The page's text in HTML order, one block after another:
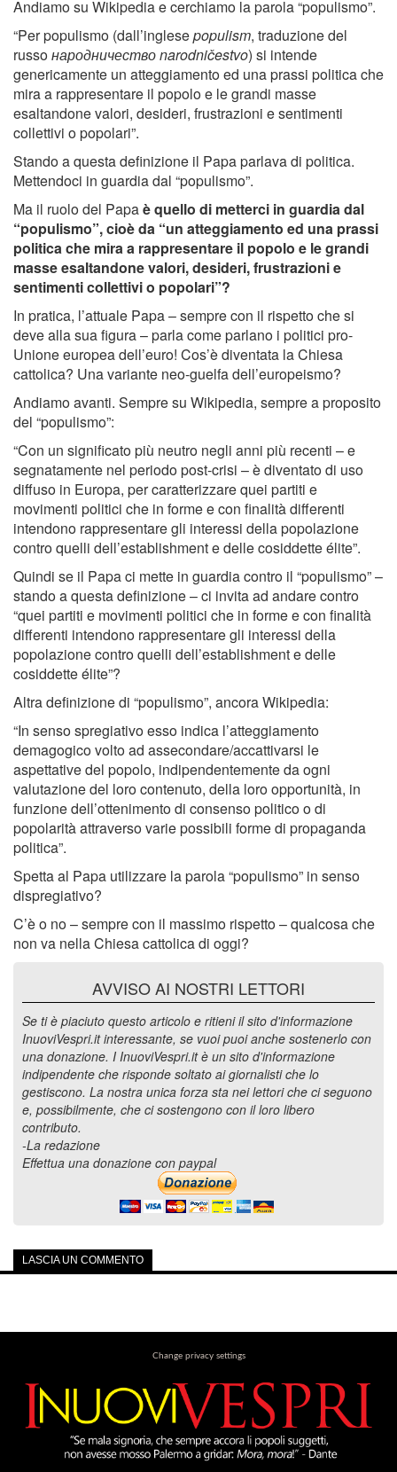
Andiamo su Wikipedia e cerchiamo la parola “populismo”.
“Per populismo (dall’inglesepopulism, traduzione del
russoнародничество narodničestvo) si intende
genericamente un atteggiamento ed una prassi politica che
mira a rappresentare il popolo e le grandi masse
esaltandone valori, desideri, frustrazioni e sentimenti
collettivi o popolari”.
Stando a questa definizione il Papa parlava di politica.
Mettendoci in guardia dal “populismo”.
Ma il ruolo del Papaè quello di metterci in guardia dal
“populismo”, cioè da “un atteggiamento ed una prassi
politica che mira a rappresentare il popolo e le grandi
masse esaltandone valori, desideri, frustrazioni e
sentimenti collettivi o popolari”?
In pratica, l’attuale Papa – sempre con il rispetto che si
deve alla sua figura – parla come parlano i politici pro-
Unione europea dell’euro! Cos’è diventata la Chiesa
cattolica? Una variante neo-guelfa dell’europeismo?
Andiamo avanti. Sempre su Wikipedia, sempre a proposito
del “populismo”:
“Con un significato più neutro negli anni più recenti – e
segnatamente nel periodo post-crisi – è diventato di uso
diffuso in Europa, per caratterizzare quei partiti e
movimenti politici che in forme e con finalità differenti
intendono rappresentare gli interessi della popolazione
contro quelli dell’establishment e delle cosiddette élite”.
Quindi se il Papa ci mette in guardia contro il “populismo” –
stando a questa definizione – ci invita ad andare contro
“quei partiti e movimenti politici che in forme e con finalità
differenti intendono rappresentare gli interessi della
popolazione contro quelli dell’establishment e delle
cosiddette élite”?
Altra definizione di “populismo”, ancora Wikipedia:
“In senso spregiativo esso indica l’atteggiamento
demagogico volto ad assecondare/accattivarsi le
aspettative del popolo, indipendentemente da ogni
valutazione del loro contenuto, della loro opportunità, in
funzione dell’ottenimento di consenso politico o di
popolarità attraverso varie possibili forme di propaganda
politica”.
Spetta al Papa utilizzare la parola “populismo” in senso
dispregiativo?
C’è o no – sempre con il massimo rispetto – qualcosa che
non va nella Chiesa cattolica di oggi?
AVVISO AI NOSTRI LETTORI
Se ti è piaciuto questo articolo e ritieni il sito d'informazione
InuoviVespri.it interessante, se vuoi puoi anche sostenerlo con
una donazione. I InuoviVespri.it è un sito d'informazione
indipendente che risponde soltato ai giornalisti che lo
gestiscono. La nostra unica forza sta nei lettori che ci seguono
e, possibilmente, che ci sostengono con il loro libero
contributo.
-La redazione
Effettua una donazione con paypal
LASCIA UN COMMENTO
Change privacy settings